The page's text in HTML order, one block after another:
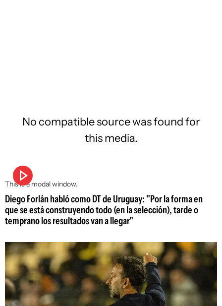
This is a modal window.
No compatible source was found for
this media.
Diego Forlán habló como DT de Uruguay: "Por la forma en
que se está construyendo todo (en la selección), tarde o
temprano los resultados van a llegar"